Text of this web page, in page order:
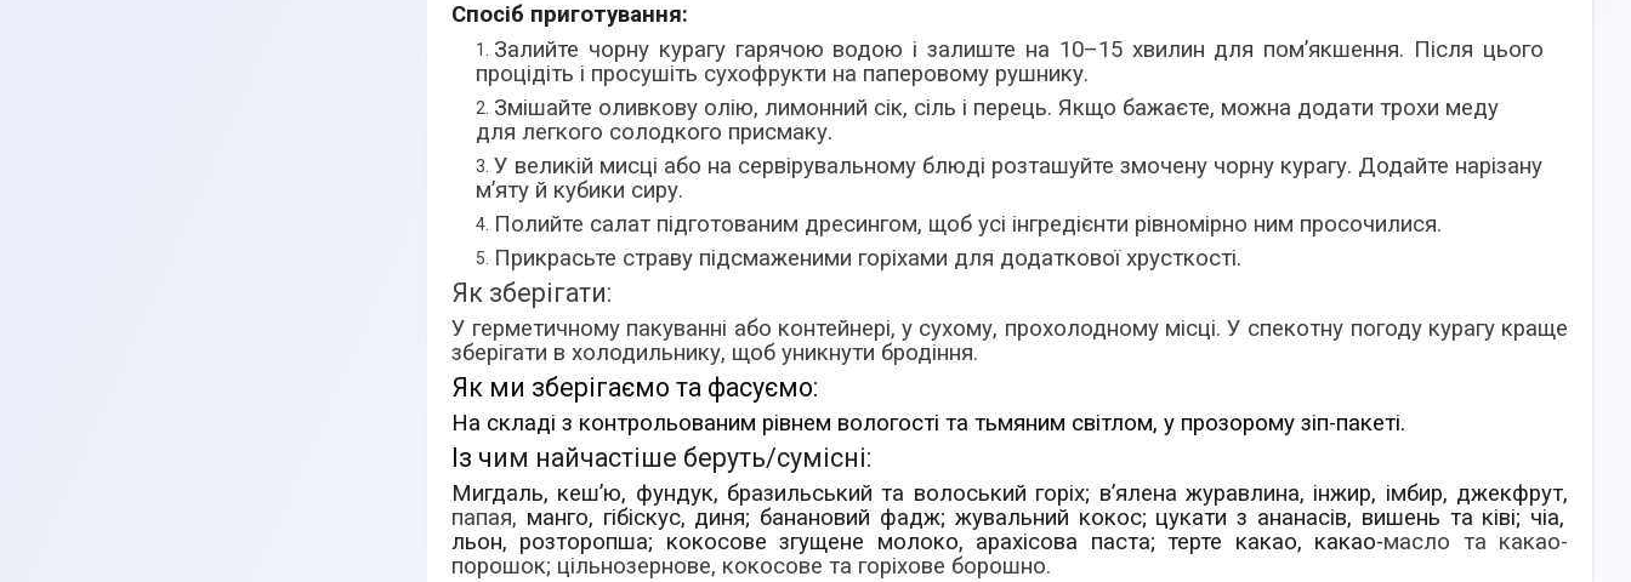
Спосіб приготування:
Залийте чорну курагу гарячою водою і залиште на 10–15 хвилин для пом’якшення. Після цього
процідіть і просушіть сухофрукти на паперовому рушнику.
Змішайте оливкову олію, лимонний сік, сіль і перець. Якщо бажаєте, можна додати трохи меду
для легкого солодкого присмаку.
У великій мисці або на сервірувальному блюді розташуйте змочену чорну курагу. Додайте нарізану
м’яту й кубики сиру.
Полийте салат підготованим дресингом, щоб усі інгредієнти рівномірно ним просочилися.
Прикрасьте страву підсмаженими горіхами для додаткової хрусткості.
Як зберігати:
У герметичному пакуванні або контейнері, у сухому, прохолодному місці. У спекотну погоду курагу краще
зберігати в холодильнику, щоб уникнути бродіння.
Як ми зберігаємо та фасуємо:
На складі з контрольованим рівнем вологості та тьмяним світлом, у прозорому зіп-пакеті.
Із чим найчастіше беруть/cумісні:
Мигдаль, кеш’ю, фундук, бразильський та волоський горіх; в’ялена журавлина, інжир, імбир, джекфрут,
папая, манго, гібіскус, диня; банановий фадж; жувальний кокос; цукати з ананасів, вишень та ківі; чіа,
льон, розторопша; кокосове згущене молоко, арахісова паста; терте какао, какао-масло та какао-
порошок; цільнозернове, кокосове та горіхове борошно.